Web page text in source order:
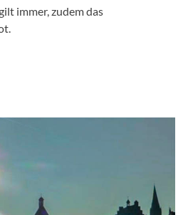
immer, zudem das